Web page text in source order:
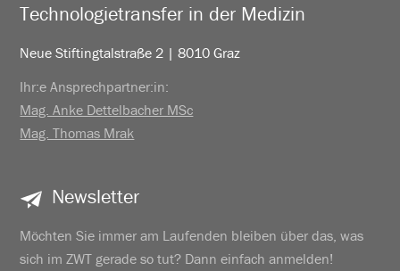
Technologietransfer in der Medizin
Neue Stiftingtalstraße 2 | 8010 Graz
Ihr:e Ansprechpartner:in:
Mag. Anke Dettelbacher MSc
Mag. Thomas Mrak
Newsletter
Möchten Sie immer am Laufenden bleiben über das, was
sich im ZWT gerade so tut? Dann einfach anmelden!